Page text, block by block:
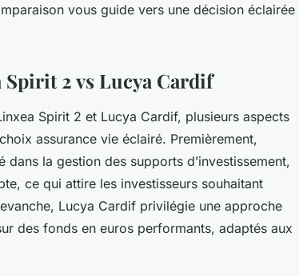
vous guide vers une décision éclairée
2 vs Lucya Cardif
Spirit 2 et Lucya Cardif, plusieurs aspects
assurance vie éclairé. Premièrement,
la gestion des supports d’investissement,
ce qui attire les investisseurs souhaitant
Lucya Cardif privilégie une approche
des fonds en euros performants, adaptés aux